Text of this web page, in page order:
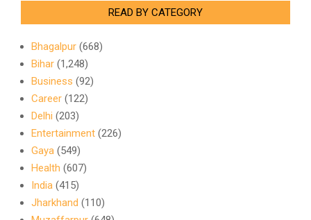
READ BY CATEGORY
Bhagalpur (668)
Bihar (1,248)
Business (92)
Career (122)
Delhi (203)
Entertainment (226)
Gaya (549)
Health (607)
India (415)
Jharkhand (110)